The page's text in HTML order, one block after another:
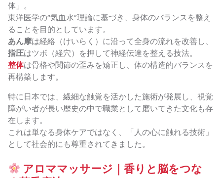
体」。
東洋医学の“気血水”理論に基づき、身体のバランスを整え
ることを目的としています。
あん摩は経絡（けいらく）に沿って全身の流れを改善し、
指圧はツボ（経穴）を押して神経伝達を整える技法。
整体は骨格や関節の歪みを矯正し、体の構造的バランスを
再構築します。
特に日本では、繊細な触覚を活かした施術が発展し、視覚
障がい者が長い歴史の中で職業として磨いてきた文化も存
在します。
これは単なる身体ケアではなく、「人の心に触れる技術」
として社会的にも尊重されてきました。
アロママッサージ｜香りと脳をつな